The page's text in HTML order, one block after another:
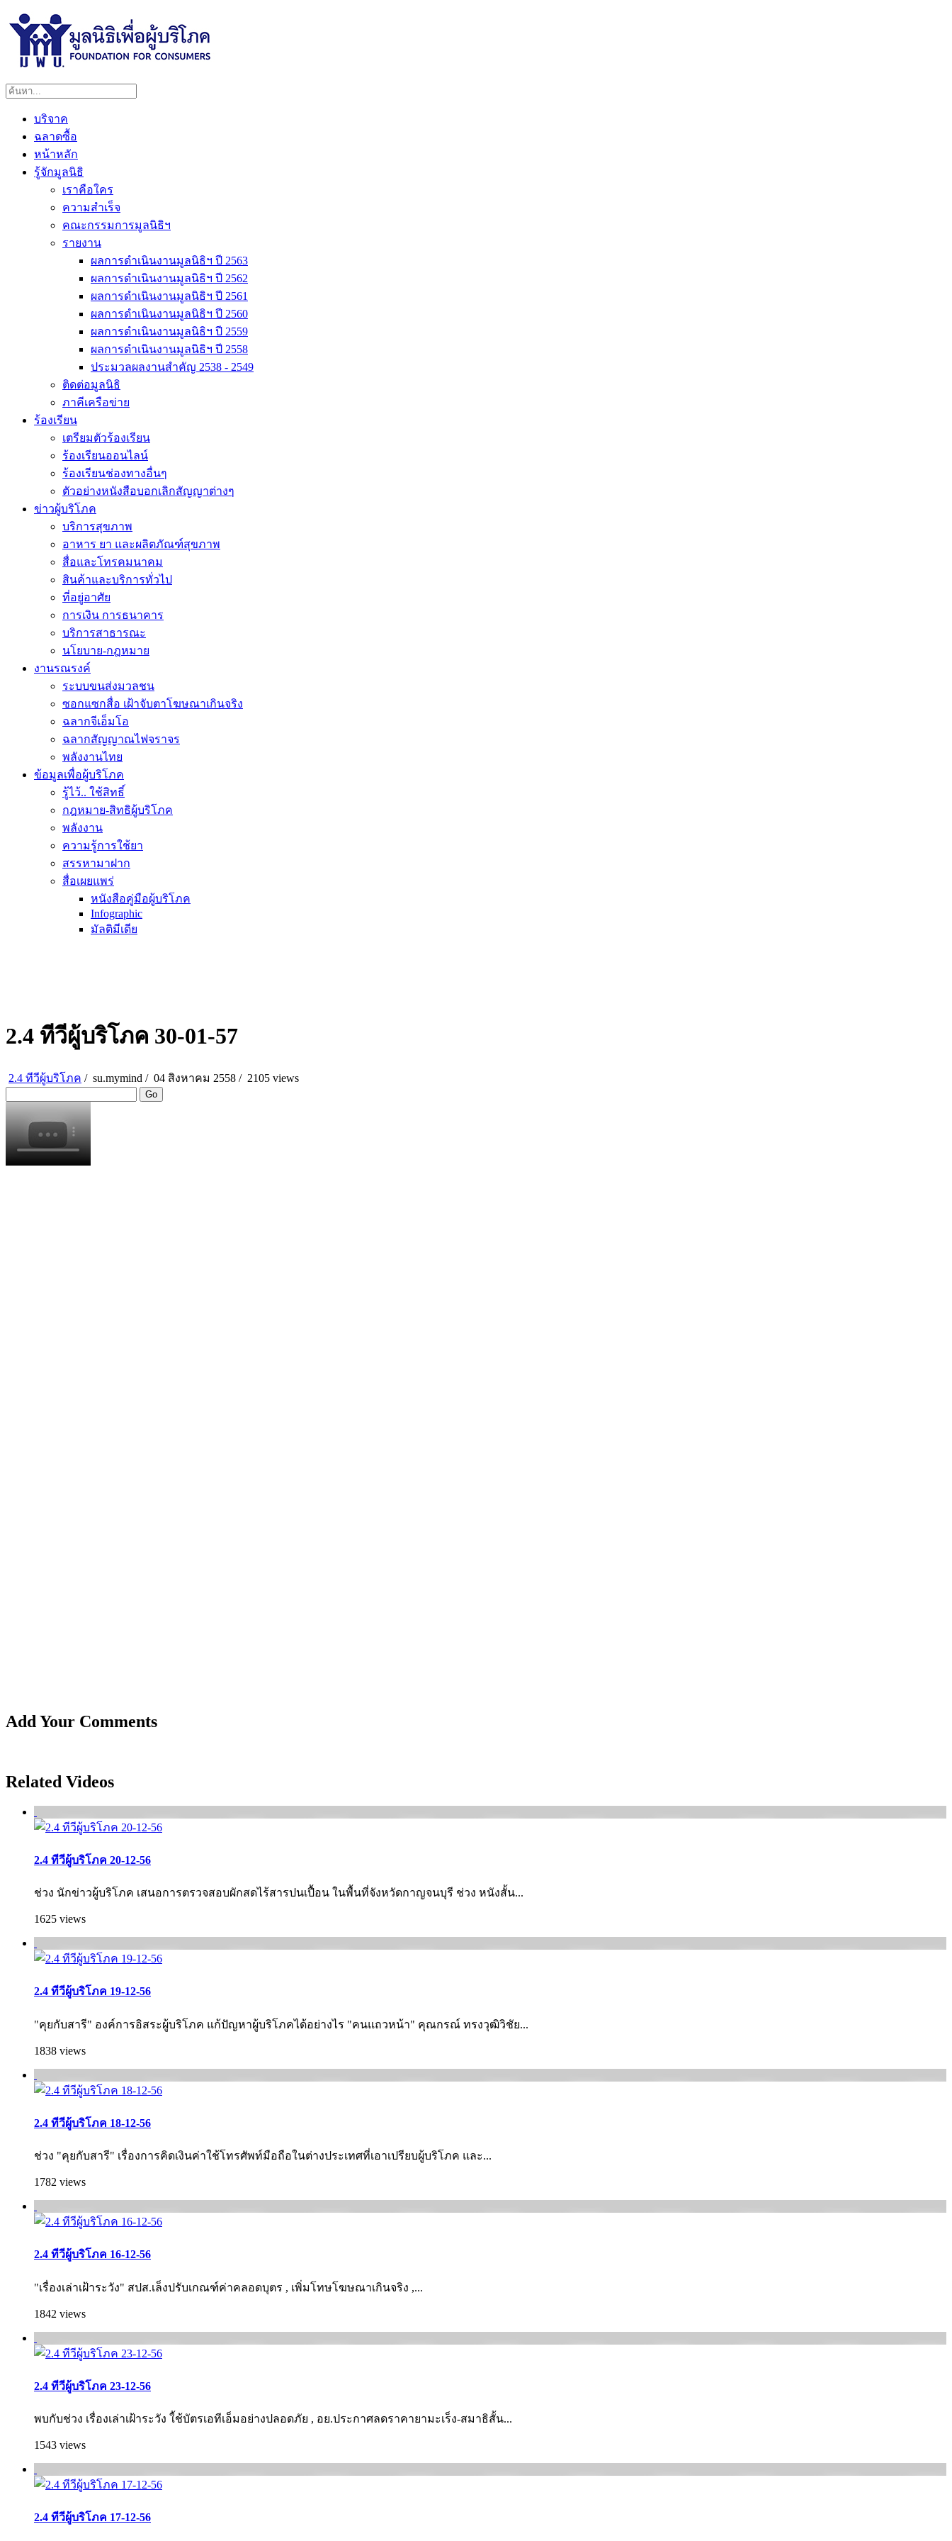
บริจาค
ฉลาดซื้อ
หน้าหลัก
รู้จักมูลนิธิ
เราคือใคร
ความสำเร็จ
คณะกรรมการมูลนิธิฯ
รายงาน
ผลการดำเนินงานมูลนิธิฯ ปี 2563
ผลการดำเนินงานมูลนิธิฯ ปี 2562
ผลการดำเนินงานมูลนิธิฯ ปี 2561
ผลการดำเนินงานมูลนิธิฯ ปี 2560
ผลการดำเนินงานมูลนิธิฯ ปี 2559
ผลการดำเนินงานมูลนิธิฯ ปี 2558
ประมวลผลงานสำคัญ 2538 - 2549
ติดต่อมูลนิธิ
ภาคีเครือข่าย
ร้องเรียน
เตรียมตัวร้องเรียน
ร้องเรียนออนไลน์
ร้องเรียนช่องทางอื่นๆ
ตัวอย่างหนังสือบอกเลิกสัญญาต่างๆ
ข่าวผู้บริโภค
บริการสุขภาพ
อาหาร ยา และผลิตภัณฑ์สุขภาพ
สื่อและโทรคมนาคม
สินค้าและบริการทั่วไป
ที่อยู่อาศัย
การเงิน การธนาคาร
บริการสาธารณะ
นโยบาย-กฎหมาย
งานรณรงค์
ระบบขนส่งมวลชน
ซอกแซกสื่อ เฝ้าจับตาโฆษณาเกินจริง
ฉลากจีเอ็มโอ
ฉลากสัญญาณไฟจราจร
พลังงานไทย
ข้อมูลเพื่อผู้บริโภค
รู้ไว้.. ใช้สิทธิ์
กฎหมาย-สิทธิผู้บริโภค
พลังงาน
ความรู้การใช้ยา
สรรหามาฝาก
สื่อเผยแพร่
หนังสือคู่มือผู้บริโภค
Infographic
มัลติมีเดีย
2.4 ทีวีผู้บริโภค 30-01-57
2.4 ทีวีผู้บริโภค / su.mymind / 04 สิงหาคม 2558 / 2105 views
Go
Add Your Comments
Related Videos
2.4 ทีวีผู้บริโภค 20-12-56
ช่วง นักข่าวผู้บริโภค เสนอการตรวจสอบผักสดไร้สารปนเปื้อน ในพื้นที่จังหวัดกาญจนบุรี ช่วง หนังสั้น...
1625 views
2.4 ทีวีผู้บริโภค 19-12-56
"คุยกับสารี" องค์การอิสระผู้บริโภค แก้ปัญหาผู้บริโภคได้อย่างไร "คนแถวหน้า" คุณกรณ์ ทรงวุฒิวิชัย...
1838 views
2.4 ทีวีผู้บริโภค 18-12-56
ช่วง "คุยกับสารี" เรื่องการคิดเงินค่าใช้โทรศัพท์มือถือในต่างประเทศที่เอาเปรียบผู้บริโภค และ...
1782 views
2.4 ทีวีผู้บริโภค 16-12-56
"เรื่องเล่าเฝ้าระวัง" สปส.เล็งปรับเกณฑ์ค่าคลอดบุตร , เพิ่มโทษโฆษณาเกินจริง ,...
1842 views
2.4 ทีวีผู้บริโภค 23-12-56
พบกับช่วง เรื่องเล่าเฝ้าระวัง ใ้ช้บัตรเอทีเอ็มอย่างปลอดภัย , อย.ประกาศลดราคายามะเร็ง-สมาธิสั้น...
1543 views
2.4 ทีวีผู้บริโภค 17-12-56